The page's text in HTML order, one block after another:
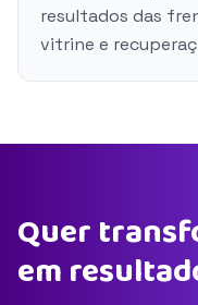
resultados das
vitrine e
Quer
em